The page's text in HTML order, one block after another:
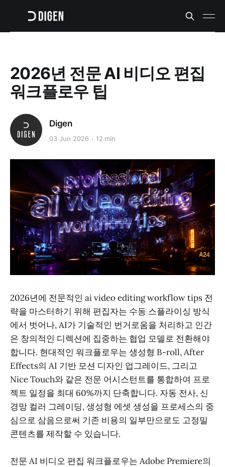
2026년 전문 AI 비디오 편집
워크플로우 팁
Digen
03 Jun 2026 12 min
2026년에 전문적인 ai video editing workflow tips 전
략을 마스터하기 위해 편집자는 수동 스플라이싱 방식
에서 벗어나, AI가 기술적인 번거로움을 처리하고 인간
은 창의적인 디렉션에 집중하는 협업 모델로 전환해야
합니다. 현대적인 워크플로우는 생성형 B-roll, After
Effects의 AI 기반 모션 디자인 업그레이드, 그리고
Nice Touch와 같은 전문 어시스턴트를 통합하여 프로
젝트 일정을 최대 60%까지 단축합니다. 자동 전사, 신
경망 컬러 그레이딩, 생성형 에셋 생성을 프로세스의 중
심으로 삼음으로써 기존 비용의 일부만으로도 고정밀
콘텐츠를 제작할 수 있습니다.
전문 AI 비디오 편집 워크플로우는 Adobe Premiere의